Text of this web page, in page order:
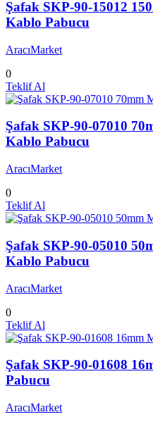
Şafak SKP-90-15012
Kablo Pabucu
AracıMarket
0
Teklif Al
Şafak SKP-90-07010
Kablo Pabucu
AracıMarket
0
Teklif Al
Şafak SKP-90-05010
Kablo Pabucu
AracıMarket
0
Teklif Al
Şafak SKP-90-01608
Pabucu
AracıMarket